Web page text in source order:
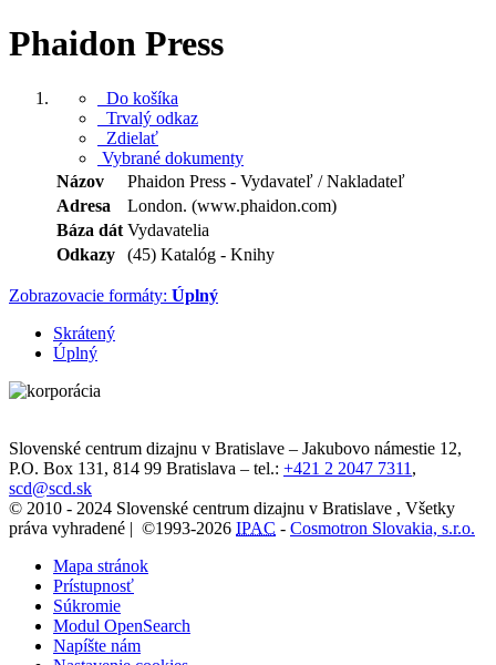
Phaidon Press
Do košíka
Trvalý odkaz
Zdielať
Vybrané dokumenty
Názov
Phaidon Press - Vydavateľ / Nakladateľ
Adresa
London. (www.phaidon.com)
Báza dát Vydavatelia
Odkazy
(45) Katalóg - Knihy
Zobrazovacie formáty: Úplný
Skrátený
Úplný
Slovenské centrum dizajnu v Bratislave – Jakubovo námestie 12,
P.O. Box 131, 814 99 Bratislava – tel.: +421 2 2047 7311 ,
scd@scd.sk
© 2010 - 2024 Slovenské centrum dizajnu v Bratislave , Všetky
práva vyhradené | ©1993-2026 IPAC - Cosmotron Slovakia, s.r.o.
Mapa stránok
Prístupnosť
Súkromie
Modul OpenSearch
Napíšte nám